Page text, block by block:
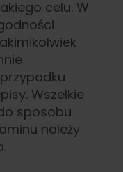
celu. W
Wszelkie
sposobu
należy